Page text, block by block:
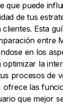
que puede
de tus
Esta
entre
en los
la
procesos de
ofrece las
que mejor